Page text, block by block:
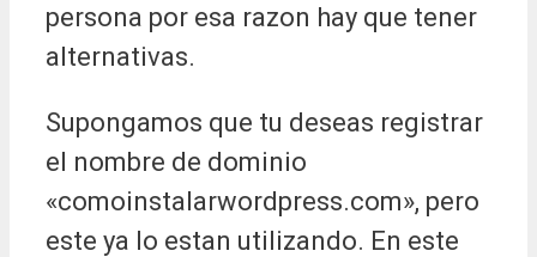
persona por esa razon hay que tener
alternativas.
Supongamos que tu deseas registrar
el nombre de dominio
«comoinstalarwordpress.com», pero
este ya lo estan utilizando. En este